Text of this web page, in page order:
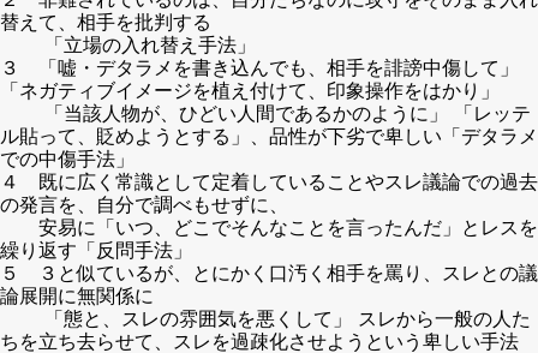
替えて、相手を批判する
「立場の入れ替え手法」
３ 「嘘・デタラメを書き込んでも、相手を誹謗中傷して」
「ネガティブイメージを植え付けて、印象操作をはかり」
「当該人物が、ひどい人間であるかのように」 「レッテ
ル貼って、貶めようとする」、品性が下劣で卑しい「デタラメ
での中傷手法」
４ 既に広く常識として定着していることやスレ議論での過去
の発言を、自分で調べもせずに、
安易に「いつ、どこでそんなことを言ったんだ」とレスを
繰り返す「反問手法」
５ ３と似ているが、とにかく口汚く相手を罵り、スレとの議
論展開に無関係に
「態と、スレの雰囲気を悪くして」 スレから一般の人た
ちを立ち去らせて、スレを過疎化させようという卑しい手法